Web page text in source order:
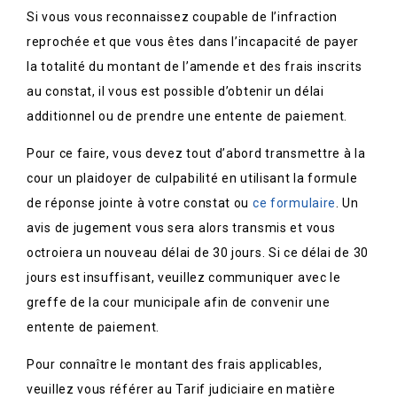
Si vous vous reconnaissez coupable de l’infraction
reprochée et que vous êtes dans l’incapacité de payer
la totalité du montant de l’amende et des frais inscrits
au constat, il vous est possible d’obtenir un délai
additionnel ou de prendre une entente de paiement.
Pour ce faire, vous devez tout d’abord transmettre à la
cour un plaidoyer de culpabilité en utilisant la formule
de réponse jointe à votre constat ou ce formulaire . Un
avis de jugement vous sera alors transmis et vous
octroiera un nouveau délai de 30 jours. Si ce délai de 30
jours est insuffisant, veuillez communiquer avec le
greffe de la cour municipale afin de convenir une
entente de paiement.
Pour connaître le montant des frais applicables,
veuillez vous référer au Tarif judiciaire en matière